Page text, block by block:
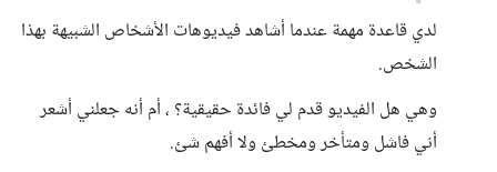
لدي قاعدة مهمة عندما أشاهد فيديوهات الأشخاص الشبيهة بهذا
الشخص.
وهي هل الفيديو قدم لي فائدة حقيقية؟ ، أم أنه جعلني أشعر
أني فاشل ومتأخر ومخطئ ولا أفهم شئ.